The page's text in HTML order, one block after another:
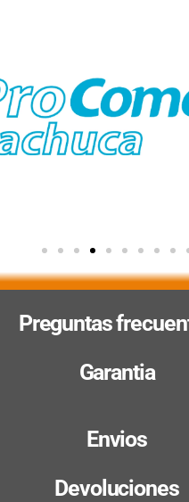
Preguntas
Garantia
Envios
Devoluciones